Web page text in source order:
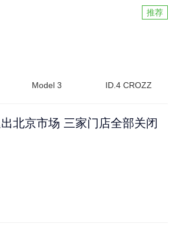
推荐
Model 3 ID.4 CROZZ
北京市场 三家门店全部关闭